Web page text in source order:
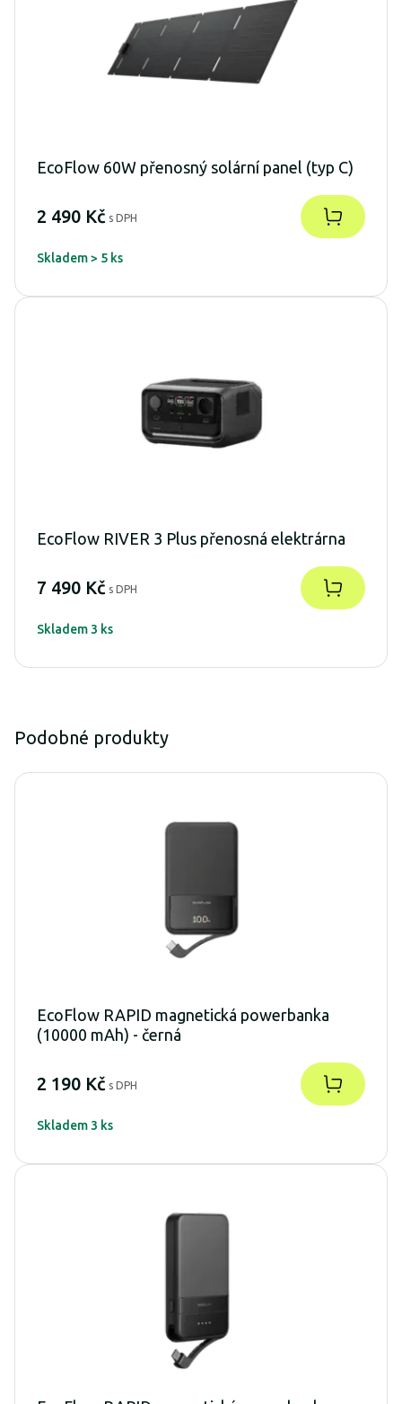
EcoFlow 60W přenosný solární panel (typ C)
2 490 Kč s DPH
Skladem > 5 ks
EcoFlow RIVER 3 Plus přenosná elektrárna
7 490 Kč s DPH
Skladem 3 ks
Podobné produkty
EcoFlow RAPID magnetická powerbanka
(10000 mAh) - černá
2 190 Kč s DPH
Skladem 3 ks